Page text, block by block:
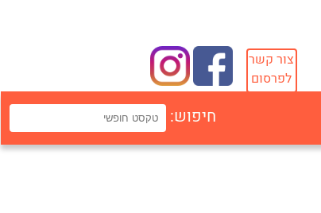
צור קשר
לפרסום
חיפוש: